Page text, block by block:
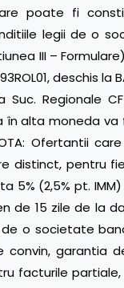
poate fi
legii de o
III –
deschis
Suc. Regionale
alta moneda va
Ofertantii
distinct, pentru
5% (2,5% pt.
de 15 zile de la
o societate
convin, garantia
facturile